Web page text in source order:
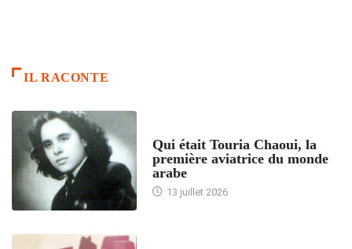
IL RACONTE
Qui était Touria Chaoui, la
première aviatrice du monde
arabe
13 juillet 2026